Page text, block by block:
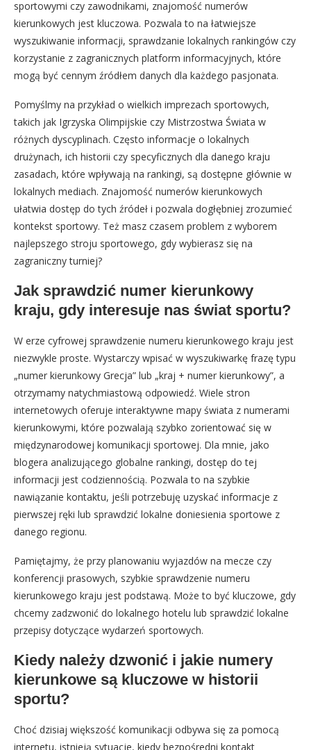
sportowymi czy zawodnikami, znajomość numerów
kierunkowych jest kluczowa. Pozwala to na łatwiejsze
wyszukiwanie informacji, sprawdzanie lokalnych rankingów czy
korzystanie z zagranicznych platform informacyjnych, które
mogą być cennym źródłem danych dla każdego pasjonata.
Pomyślmy na przykład o wielkich imprezach sportowych,
takich jak Igrzyska Olimpijskie czy Mistrzostwa Świata w
różnych dyscyplinach. Często informacje o lokalnych
drużynach, ich historii czy specyficznych dla danego kraju
zasadach, które wpływają na rankingi, są dostępne głównie w
lokalnych mediach. Znajomość numerów kierunkowych
ułatwia dostęp do tych źródeł i pozwala dogłębniej zrozumieć
kontekst sportowy. Też masz czasem problem z wyborem
najlepszego stroju sportowego, gdy wybierasz się na
zagraniczny turniej?
Jak sprawdzić numer kierunkowy
kraju, gdy interesuje nas świat sportu?
W erze cyfrowej sprawdzenie numeru kierunkowego kraju jest
niezwykle proste. Wystarczy wpisać w wyszukiwarkę frazę typu
„numer kierunkowy Grecja” lub „kraj + numer kierunkowy”, a
otrzymamy natychmiastową odpowiedź. Wiele stron
internetowych oferuje interaktywne mapy świata z numerami
kierunkowymi, które pozwalają szybko zorientować się w
międzynarodowej komunikacji sportowej. Dla mnie, jako
blogera analizującego globalne rankingi, dostęp do tej
informacji jest codziennością. Pozwala to na szybkie
nawiązanie kontaktu, jeśli potrzebuję uzyskać informacje z
pierwszej ręki lub sprawdzić lokalne doniesienia sportowe z
danego regionu.
Pamiętajmy, że przy planowaniu wyjazdów na mecze czy
konferencji prasowych, szybkie sprawdzenie numeru
kierunkowego kraju jest podstawą. Może to być kluczowe, gdy
chcemy zadzwonić do lokalnego hotelu lub sprawdzić lokalne
przepisy dotyczące wydarzeń sportowych.
Kiedy należy dzwonić i jakie numery
kierunkowe są kluczowe w historii
sportu?
Choć dzisiaj większość komunikacji odbywa się za pomocą
internetu, istnieją sytuacje, kiedy bezpośredni kontakt